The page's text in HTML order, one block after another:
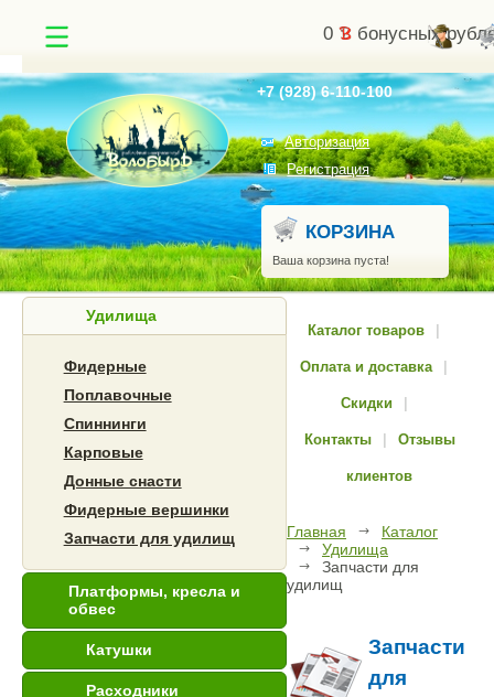
0 бонусных
Авторизация
Регистрация
+7 (928) 6-110-100
КОРЗИНА
Ваша корзина пуста!
Найти
Удилища
Фидерные
Поплавочные
Спиннинги
Карповые
Донные снасти
Фидерные вершинки
Запчасти для удилищ
Платформы, кресла и
обвес
Катушки
Расходники
Каталог товаров
Оплата и доставка
Скидки
Контакты Отзывы
клиентов
Главная
Каталог
Удилища
Запчасти для
удилищ
Запчасти
для